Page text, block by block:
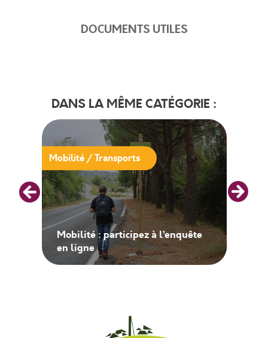
DOCUMENTS UTILES
DANS LA MÊME CATÉGORIE :
Mobilité : participez à l’enquête
en ligne
Mobilité / Transports